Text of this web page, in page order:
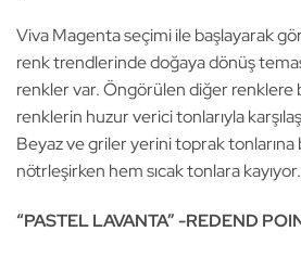
Viva Magenta seçimi ile başlayarak
renk trendlerinde doğaya dönüş
renkler var. Öngörülen diğer renklere
renklerin huzur verici tonlarıyla
Beyaz ve griler yerini toprak tonlarına
nötrleşirken hem sıcak tonlara kayıyor.
“PASTEL LAVANTA” -REDEND